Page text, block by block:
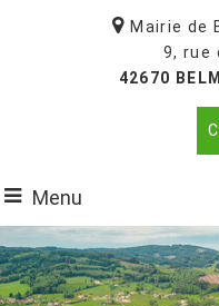
Mairie de
9, rue
42670
Menu